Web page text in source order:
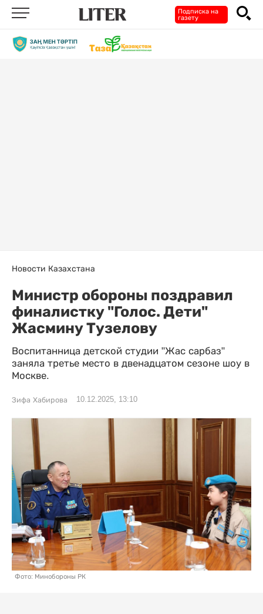
Подписка на
газету
Новости Казахстана
Министр обороны поздравил
финалистку "Голос. Дети"
Жасмину Тузелову
Воспитанница детской студии "Жас сарбаз"
заняла третье место в двенадцатом сезоне шоу в
Москве.
Зифа Хабирова 10.12.2025, 13:10
Фото: Минобороны РК